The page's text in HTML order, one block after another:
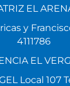
EL
y
4111786
EL
Local 107